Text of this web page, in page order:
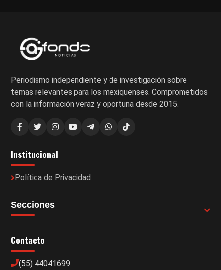
Periodismo independiente y de investigación sobre
temas relevantes para los mexiquenses. Comprometidos
con la información veraz y oportuna desde 2015.
Institucional
Política de Privacidad
Secciones
Contacto
(55) 44041699